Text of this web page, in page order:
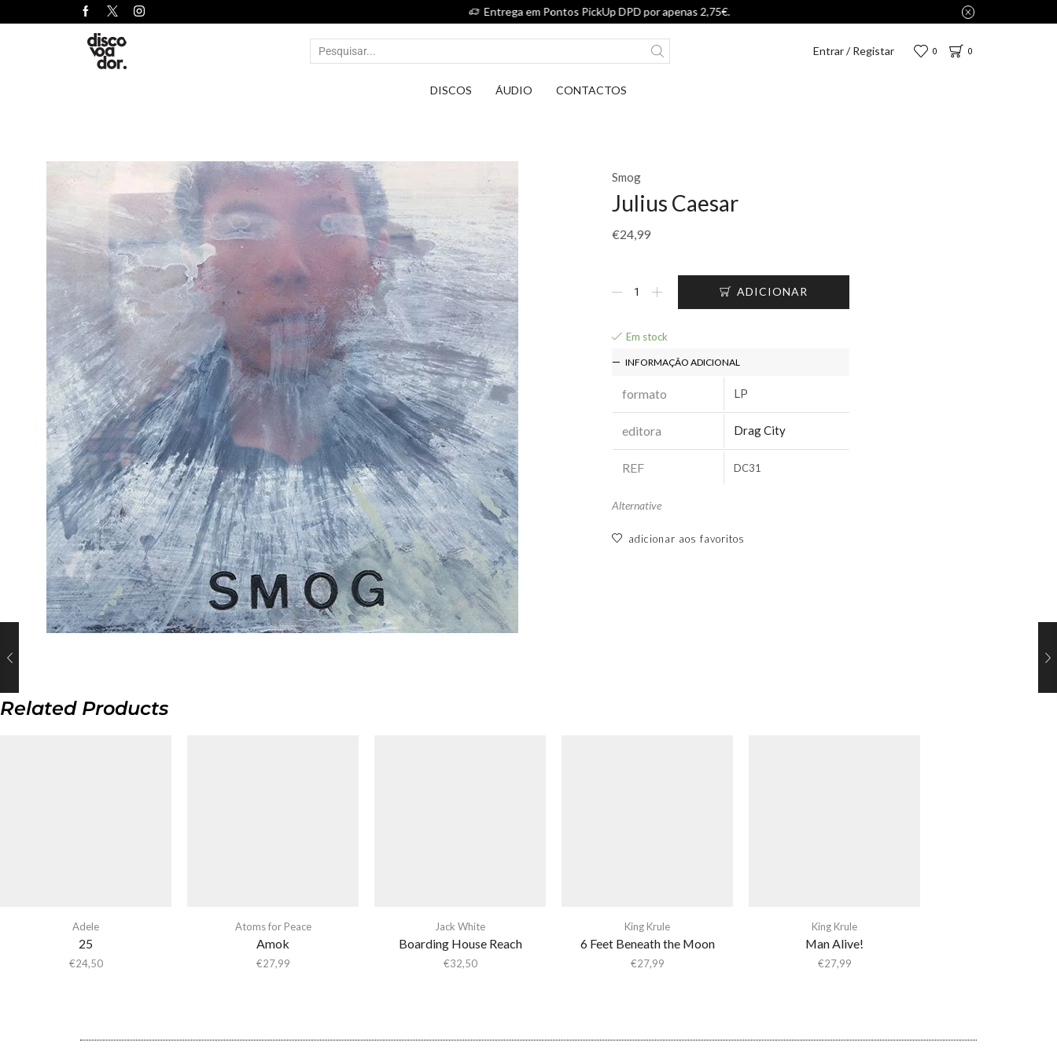
Entrega em Pontos PickUp DPD por apenas 2,75€.
Entrar / Registar 0 0
DISCOS ÁUDIO CONTACTOS
Smog
Julius Caesar
€24,99
ADICIONAR
Em stock
INFORMAÇÃO ADICIONAL
formato LP
editora Drag City
REF DC31
Alternative
adicionar aos favoritos
Related Products
Adele
25
€24,50
Atoms for Peace
Amok
€27,99
Jack White
Boarding House Reach
€32,50
King Krule
6 Feet Beneath the Moon
€27,99
King Krule
Man Alive!
€27,99